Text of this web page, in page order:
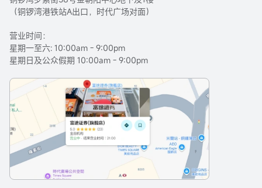
（铜锣湾港铁站A出口，时代广场对面）
营业时间：
星期一至六: 10:00am - 9:00pm
星期日及公众假期 10:00am - 9:00pm